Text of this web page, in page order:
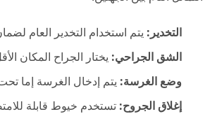
التخدير: يتم استخدام التخدير العام
الشق الجراحي: يختار الجراح المكان
وضع الغرسة: يتم إدخال الغرسة إما
إغلاق الجروح: تستخدم خيوط قابلة